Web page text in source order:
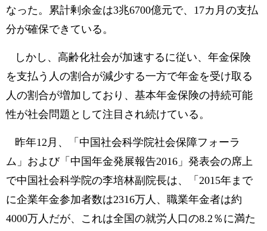
なった。累計剰余金は3兆6700億元で、17カ月の支払
分が確保できている。
しかし、高齢化社会が加速するに従い、年金保険
を支払う人の割合が減少する一方で年金を受け取る
人の割合が増加しており、基本年金保険の持続可能
性が社会問題として注目され続けている。
昨年12月、「中国社会科学院社会保障フォーラ
ム」および「中国年金発展報告2016」発表会の席上
で中国社会科学院の李培林副院長は、「2015年まで
に企業年金参加者数は2316万人、職業年金者は約
4000万人だが、これは全国の就労人口の8.2％に満た